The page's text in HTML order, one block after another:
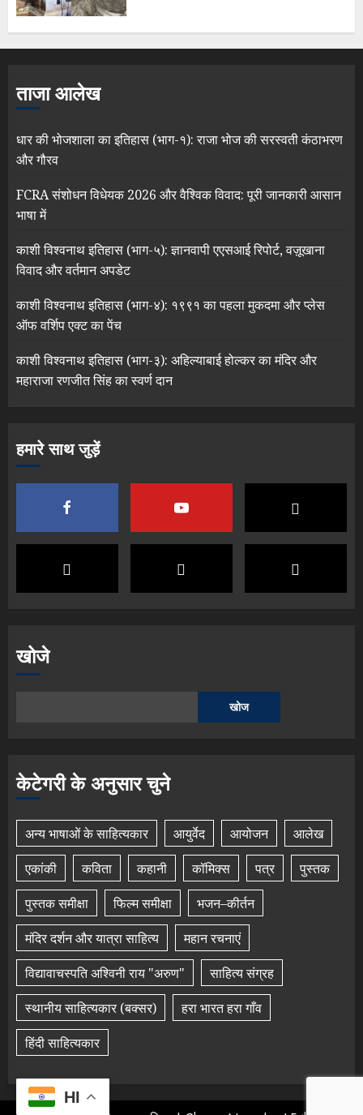
ताजा आलेख
धार की भोजशाला का इतिहास (भाग-१): राजा भोज की सरस्वती कंठाभरण
और गौरव
FCRA संशोधन विधेयक 2026 और वैश्विक विवाद: पूरी जानकारी आसान
भाषा में
काशी विश्वनाथ इतिहास (भाग-५): ज्ञानवापी एएसआई रिपोर्ट, वज़ूखाना
विवाद और वर्तमान अपडेट
काशी विश्वनाथ इतिहास (भाग-४): १९९१ का पहला मुकदमा और प्लेस
ऑफ वर्शिप एक्ट का पेंच
काशी विश्वनाथ इतिहास (भाग-३): अहिल्याबाई होल्कर का मंदिर और
महाराजा रणजीत सिंह का स्वर्ण दान
हमारे साथ जुड़ें
खोजे
खोज
केटेगरी के अनुसार चुने
अन्य भाषाओं के साहित्यकार आयुर्वेद आयोजन
आलेख
एकांकी
कविता कहानी कॉमिक्स पत्र
पुस्तक
पुस्तक समीक्षा
फिल्म समीक्षा
भजन–कीर्तन
मंदिर दर्शन और यात्रा साहित्य
महान रचनाएं
विद्यावाचस्पति अश्विनी राय "अरुण"
साहित्य संग्रह
स्थानीय साहित्यकार (बक्सर)
हरा भारत हरा गाँव
हिंदी साहित्यकार
HI